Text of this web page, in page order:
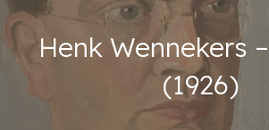
Henk Wennekers
(1926)